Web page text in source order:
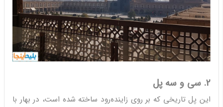
2. سی و سه پل
این پل تاریخی که بر روی زاینده‌رود ساخته شده است، در بهار با